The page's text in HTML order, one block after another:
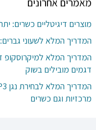
מאמרים אחרונים
מוצרים דיגיטליים כשרים:
המדריך המלא לשעוני גברים:
המדריך המלא למיקרוסקופ
דגמים מובילים בשוק
מרכזיות וגם כשרים